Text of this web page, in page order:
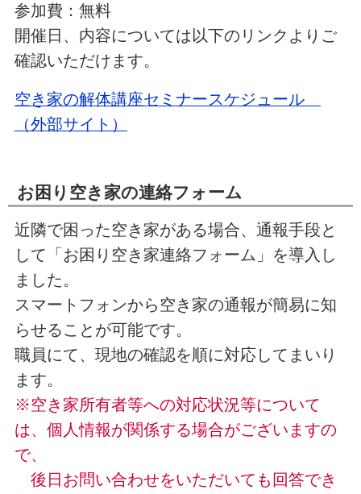
参加費：無料
開催日、内容については以下のリンクよりご
確認いただけます。
空き家の解体講座セミナースケジュール
（外部サイト）
お困り空き家の連絡フォーム
近隣で困った空き家がある場合、通報手段と
して「お困り空き家連絡フォーム」を導入し
ました。
スマートフォンから空き家の通報が簡易に知
らせることが可能です。
職員にて、現地の確認を順に対応してまいり
ます。
※空き家所有者等への対応状況等について
は、個人情報が関係する場合がございますの
で、
後日お問い合わせをいただいても回答でき